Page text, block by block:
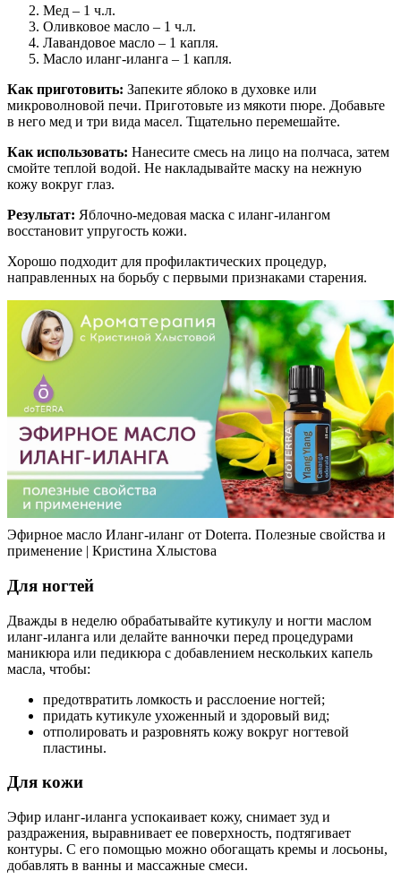
Мед – 1 ч.л.
Оливковое масло – 1 ч.л.
Лавандовое масло – 1 капля.
Масло иланг-иланга – 1 капля.
Как приготовить: Запеките яблоко в духовке или
микроволновой печи. Приготовьте из мякоти пюре. Добавьте
в него мед и три вида масел. Тщательно перемешайте.
Как использовать: Нанесите смесь на лицо на полчаса, затем
смойте теплой водой. Не накладывайте маску на нежную
кожу вокруг глаз.
Результат: Яблочно-медовая маска с иланг-илангом
восстановит упругость кожи.
Хорошо подходит для профилактических процедур,
направленных на борьбу с первыми признаками старения.
Эфирное масло Иланг-иланг от Doterra. Полезные свойства и
применение | Кристина Хлыстова
Для ногтей
Дважды в неделю обрабатывайте кутикулу и ногти маслом
иланг-иланга или делайте ванночки перед процедурами
маникюра или педикюра с добавлением нескольких капель
масла, чтобы:
предотвратить ломкость и расслоение ногтей;
придать кутикуле ухоженный и здоровый вид;
отполировать и разровнять кожу вокруг ногтевой
пластины.
Для кожи
Эфир иланг-иланга успокаивает кожу, снимает зуд и
раздражения, выравнивает ее поверхность, подтягивает
контуры. С его помощью можно обогащать кремы и лосьоны,
добавлять в ванны и массажные смеси.